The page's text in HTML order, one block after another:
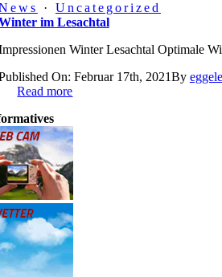
· Uncategorized
im Lesachtal
Winter Lesachtal Optimale
On: Februar 17th, 2021By
Read more